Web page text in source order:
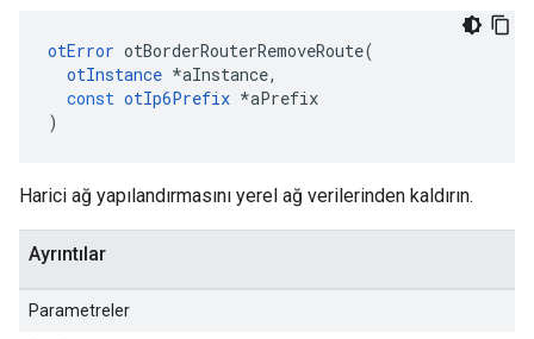
otError otBorderRouterRemoveRoute(
otInstance *aInstance,
const otIp6Prefix *aPrefix
)
Harici ağ yapılandırmasını yerel ağ verilerinden kaldırın.
Ayrıntılar
Parametreler